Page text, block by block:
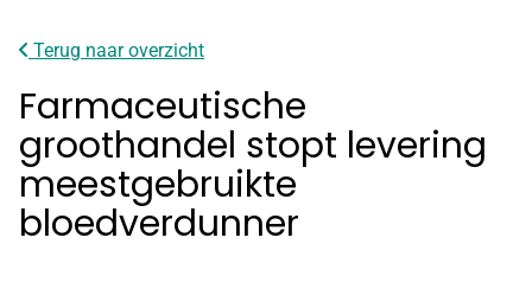
Terug naar overzicht
Farmaceutische
groothandel stopt levering
meestgebruikte
bloedverdunner